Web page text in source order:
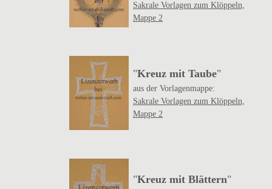
Sakrale Vorlagen zum Klöppeln,
Mappe 2
"Kreuz mit Taube"
aus der Vorlagenmappe:
Sakrale Vorlagen zum Klöppeln,
Mappe 2
"Kreuz mit Blättern"